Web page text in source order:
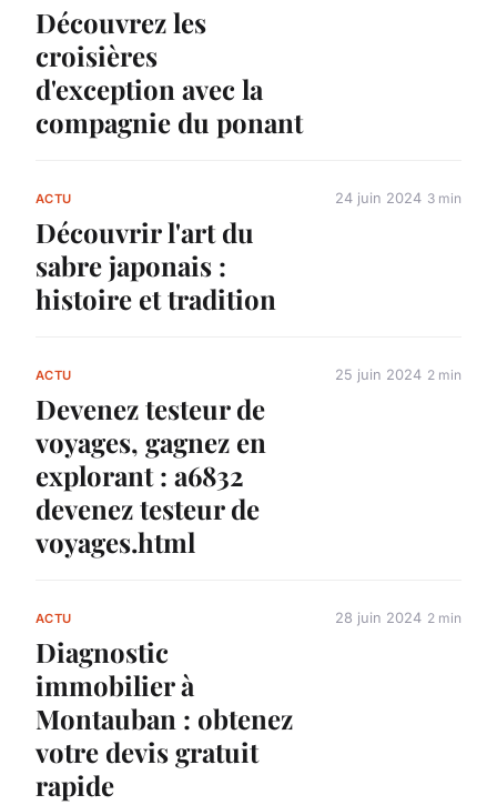
Découvrez les
croisières
d'exception avec la
compagnie du ponant
ACTU
Découvrir l'art du
sabre japonais :
histoire et tradition
24 juin 2024 3 min
ACTU
Devenez testeur de
voyages, gagnez en
explorant : a6832
devenez testeur de
voyages.html
25 juin 2024 2 min
ACTU
Diagnostic
immobilier à
Montauban : obtenez
votre devis gratuit
rapide
28 juin 2024 2 min